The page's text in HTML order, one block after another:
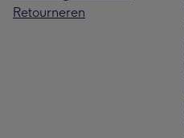
Retourneren